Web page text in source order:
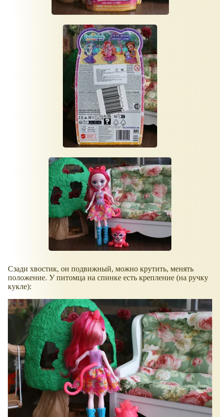
Сзади хвостик, он подвижный, можно крутить, менять
положение. У питомца на спинке есть крепление (на ручку
кукле):